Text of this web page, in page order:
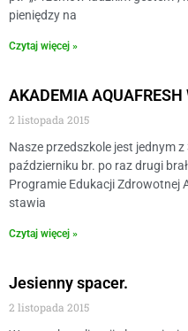
pieniędzy na
Czytaj więcej »
AKADEMIA AQUAFRESH
2 listopada 2015
Nasze przedszkole jest jednym
październiku br. po raz drugi
Programie Edukacji Zdrowotnej
stawia
Czytaj więcej »
Jesienny spacer.
2 listopada 2015